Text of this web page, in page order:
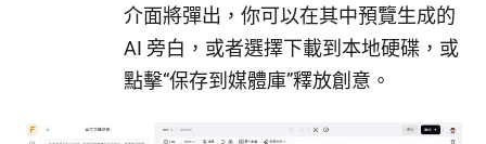
介面將彈出，你可以在其中預覽生成的
AI 旁白，或者選擇下載到本地硬碟，或
點擊“保存到媒體庫”釋放創意。